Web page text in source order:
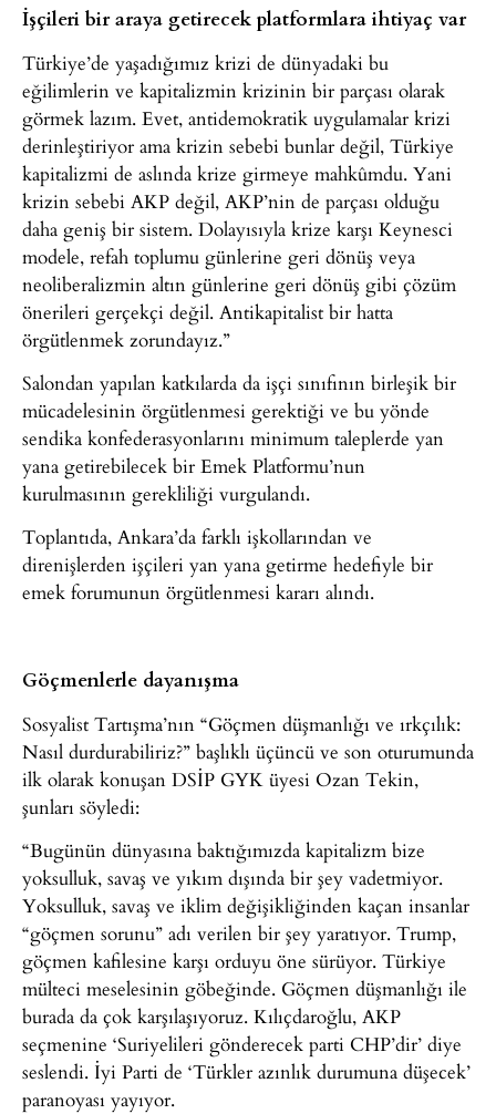
İşçileri bir araya getirecek platformlara ihtiyaç var
Türkiye’de yaşadığımız krizi de dünyadaki bu
eğilimlerin ve kapitalizmin krizinin bir parçası olarak
görmek lazım. Evet, antidemokratik uygulamalar krizi
derinleştiriyor ama krizin sebebi bunlar değil, Türkiye
kapitalizmi de aslında krize girmeye mahkûmdu. Yani
krizin sebebi AKP değil, AKP’nin de parçası olduğu
daha geniş bir sistem. Dolayısıyla krize karşı Keynesci
modele, refah toplumu günlerine geri dönüş veya
neoliberalizmin altın günlerine geri dönüş gibi çözüm
önerileri gerçekçi değil. Antikapitalist bir hatta
örgütlenmek zorundayız.”
Salondan yapılan katkılarda da işçi sınıfının birleşik bir
mücadelesinin örgütlenmesi gerektiği ve bu yönde
sendika konfederasyonlarını minimum taleplerde yan
yana getirebilecek bir Emek Platformu’nun
kurulmasının gerekliliği vurgulandı.
Toplantıda, Ankara’da farklı işkollarından ve
direnişlerden işçileri yan yana getirme hedefiyle bir
emek forumunun örgütlenmesi kararı alındı.
Göçmenlerle dayanışma
Sosyalist Tartışma’nın “Göçmen düşmanlığı ve ırkçılık:
Nasıl durdurabiliriz?” başlıklı üçüncü ve son oturumunda
ilk olarak konuşan DSİP GYK üyesi Ozan Tekin,
şunları söyledi:
“Bugünün dünyasına baktığımızda kapitalizm bize
yoksulluk, savaş ve yıkım dışında bir şey vadetmiyor.
Yoksulluk, savaş ve iklim değişikliğinden kaçan insanlar
“göçmen sorunu” adı verilen bir şey yaratıyor. Trump,
göçmen kafilesine karşı orduyu öne sürüyor. Türkiye
mülteci meselesinin göbeğinde. Göçmen düşmanlığı ile
burada da çok karşılaşıyoruz. Kılıçdaroğlu, AKP
seçmenine ‘Suriyelileri gönderecek parti CHP’dir’ diye
seslendi. İyi Parti de ‘Türkler azınlık durumuna düşecek’
paranoyası yayıyor.